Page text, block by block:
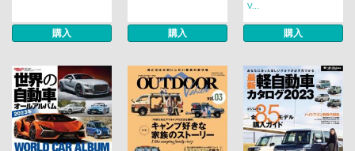
購入 購入
V...
購入